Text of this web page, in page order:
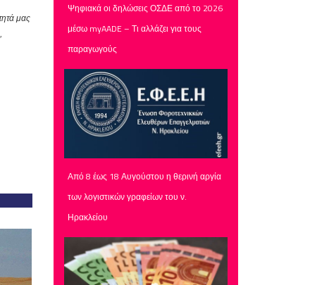
μας
Ψηφιακά οι δηλώσεις ΟΣΔΕ από το 2026
μέσω myAADE – Τι αλλάζει για τους
παραγωγούς
Από 8 έως 18 Αυγούστου η θερινή αργία
των λογιστικών γραφείων του ν.
Ηρακλείου